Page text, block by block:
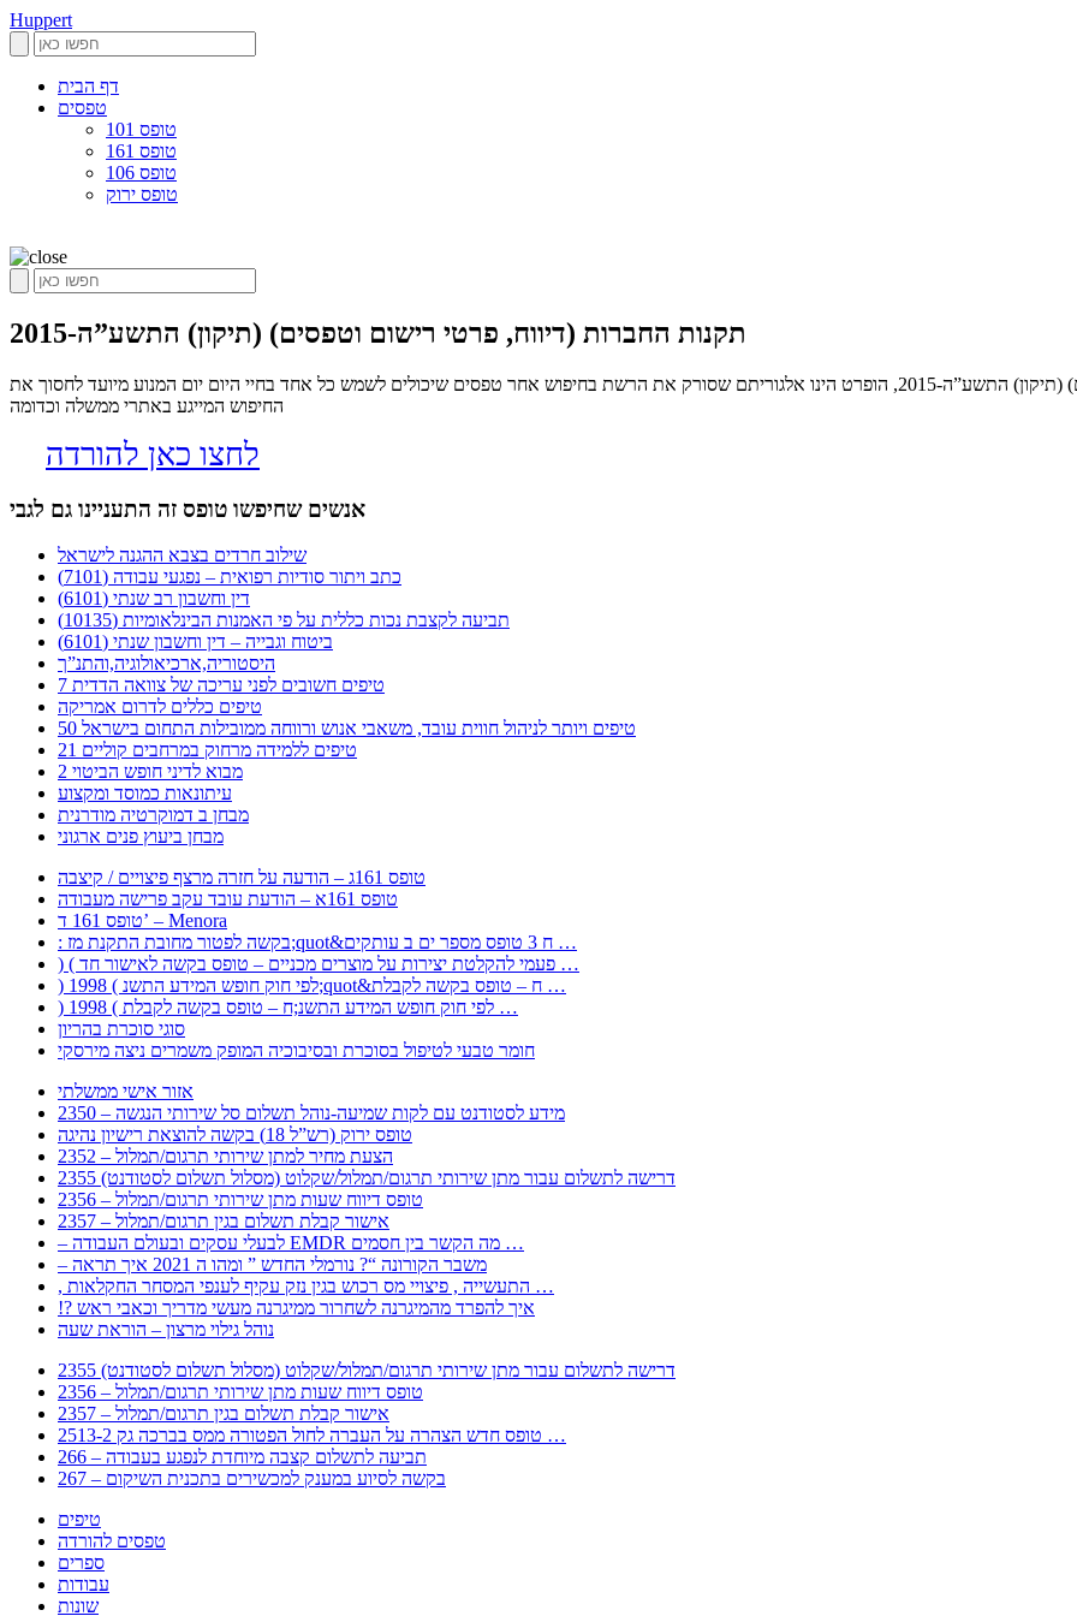
Huppert
דף הבית
טפסים
טופס 101
טופס 161
טופס 106
טופס ירוק
תקנות החברות (דיווח, פרטי רישום וטפסים) (תיקון) התשע”ה-2015
הינך בעמוד אשר מציג את תקנות החברות (דיווח, פרטי רישום וטפסים) (תיקון) התשע”ה-2015, הופרט הינו אלגוריתם שסורק את הרשת בחיפוש אחר טפסים שיכולים לשמש כל אחד בחיי היום יום המנוע מיועד לחסוך את
החיפוש המייגע באתרי ממשלה וכדומה
לחצו כאן להורדה
אנשים שחיפשו טופס זה התעניינו גם לגבי
שילוב חרדים בצבא ההגנה לישראל
כתב ויתור סודיות רפואית – נפגעי עבודה (7101)
דין וחשבון רב שנתי (6101)
תביעה לקצבת נכות כללית על פי האמנות הבינלאומיות (10135)
ביטוח וגבייה – דין וחשבון שנתי (6101)
היסטוריה,ארכיאולוגיה,והתנ”ך
7 טיפים חשובים לפני עריכה של צוואה הדדית
טיפים כללים לדרום אמריקה
50 טיפים ויותר לניהול חווית עובד, משאבי אנוש ורווחה ממובילות התחום בישראל
21 טיפים ללמידה מרחוק במרחבים קוליים
מבוא לדיני חופש הביטוי 2
עיתונאות כמוסד ומקצוע
מבחן ב דמוקרטיה מודרנית
מבחן ביעוץ פנים ארגוני
טופס 161ג – הודעה על חזרה מרצף פיצויים / קיצבה
טופס 161א – הודעת עובד עקב פרישה מעבודה
טופס 161 ד’ – Menora
: בקשה לפטור מחובת התקנת מז;quot&ח 3 טופס מספר ים ב עותקים …
) ( פעמי להקלטת יצירות על מוצרים מכניים – טופס בקשה לאישור חד …
) 1998 ( לפי חוק חופש המידע התשנ;quot&ח – טופס בקשה לקבלת …
) 1998 ( לפי חוק חופש המידע התשנ;ח – טופס בקשה לקבלת …
סוגי סוכרת בהריון
חומר טבעי לטיפול בסוכרת ובסיבוכיה המופק משמרים ניצה מירסקי
אזור אישי ממשלתי
2350 – מידע לסטודנט עם לקות שמיעה-נוהל תשלום סל שירותי הנגשה
טופס ירוק (רש”ל 18) בקשה להוצאת רישיון נהיגה
2352 – הצעת מחיר למתן שירותי תרגום/תמלול
2355 דרישה לתשלום עבור מתן שירותי תרגום/תמלול/שקלוט (מסלול תשלום לסטודנט)
2356 – טופס דיווח שעות מתן שירותי תרגום/תמלול
2357 – אישור קבלת תשלום בגין תרגום/תמלול
– לבעלי עסקים ובעולם העבודה EMDR מה הקשר בין חסמים …
– משבר הקורונה “? נורמלי החדש ” ומהו ה 2021 איך תראה
, התעשייה , פיצויי מס רכוש בגין נזק עקיף לענפי המסחר החקלאות …
!? איך להפרד מהמיגרנה לשחרור ממיגרנה מעשי מדריך וכאבי ראש
נוהל גילוי מרצון – הוראת שעה
2355 דרישה לתשלום עבור מתן שירותי תרגום/תמלול/שקלוט (מסלול תשלום לסטודנט)
2356 – טופס דיווח שעות מתן שירותי תרגום/תמלול
2357 – אישור קבלת תשלום בגין תרגום/תמלול
2513-2 טופס חדש הצהרה על העברה לחול הפטורה ממס בברכה גק …
266 – תביעה לתשלום קצבה מיוחדת לנפגע בעבודה
267 – בקשה לסיוע במענק למכשירים בתכנית השיקום
טיפים
טפסים להורדה
ספרים
עבודות
שונות